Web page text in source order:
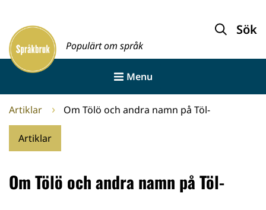
innehållet
Framsida
Populärt om språk
Sök
Menu
Artiklar Om Tölö och andra namn på Töl-
Artiklar
Om Tölö och andra namn på Töl-